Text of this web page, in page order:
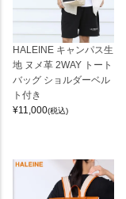
HALEINE キャンパス生
地 ヌメ革 2WAY トート
バッグ ショルダーベル
ト付き
¥11,000(税込)